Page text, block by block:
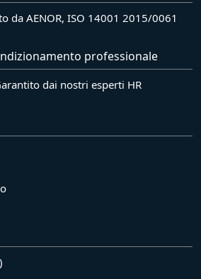
da AENOR, ISO 14001 2015/0061
professionale
dai nostri esperti HR